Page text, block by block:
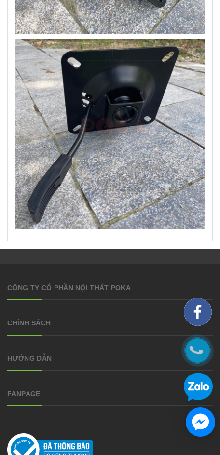
CÔNG TY CỔ PHẦN NỘI THẤT POKA
CHÍNH SÁCH
HƯỚNG DẪN
FANPAGE